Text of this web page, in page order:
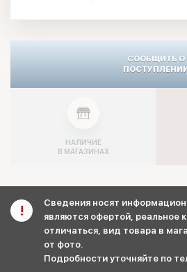
СООБЩИТЬ О
НАЛИЧИЕ
В МАГАЗИНАХ
Сведения носят
являются офертой, реальное
отличаться, вид товара в
от фото.
Подробности уточняйте по